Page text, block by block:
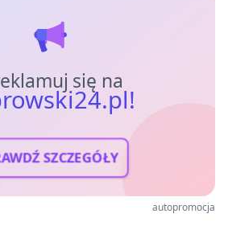
się na
SZCZEGÓŁY
autopromocja